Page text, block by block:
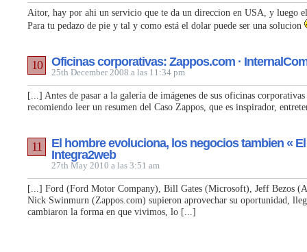
Aitor, hay por ahi un servicio que te da un direccion en USA, y luego
Para tu pedazo de pie y tal y como está el dolar puede ser una solucion
Oficinas corporativas: Zappos.com ·
25th December 2008 a las 11:34 pm
10
[...] Antes de pasar a la galería de imágenes de sus oficinas corporativas
recomiendo leer un resumen del Caso Zappos, que es inspirador,
El hombre evoluciona, los negocios tambien «
Integra2web
27th May 2010 a las 3:51 am
11
[...] Ford (Ford Motor Company), Bill Gates (Microsoft), Jeff Bezos
Nick Swinmurn (Zappos.com) supieron aprovechar su oportunidad,
cambiaron la forma en que vivimos, lo [...]